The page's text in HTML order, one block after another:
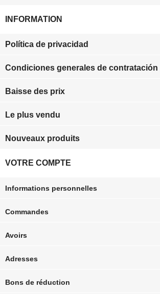
INFORMATION
Política de privacidad
Condiciones generales de contratación
Baisse des prix
Le plus vendu
Nouveaux produits
VOTRE COMPTE
Informations personnelles
Commandes
Avoirs
Adresses
Bons de réduction